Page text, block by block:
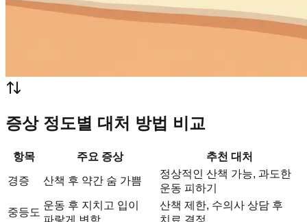
증상 정도별 대처 방법 비교
항목 주요 증상 추천 대처
경증 산책 후 약간 숨 가쁨
정상적인 산책 가능, 과도한
운동 피하기
중등도
운동 후 지치고 입이
파랗게 변함
산책 제한, 수의사 상담 후
치료 결정